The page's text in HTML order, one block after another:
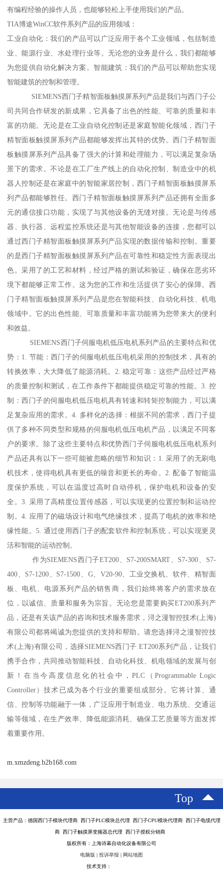
有编程经验的操作人员，也能够轻松上手使用我们的产品。
TIA博途WinCC软件系列产品的应用领域：
工业自动化：我们的产品可以广泛应用于各个工业领域，包括制造
业、能源行业、水处理行业等。无论您的业务是什么，我们都能够
为您提供自动化解决方案。智能建筑：我们的产品可以帮助您实现
智能建筑的控制和管理。
SIEMENS西门子精智面板触摸屏系列产品是我们与西门子公
司共同合作研发的新成果，它具备了出色的性能、可靠的质量和丰
富的功能。无论是在工业自动化控制还是家庭智能化领域，西门子
精智面板触摸屏系列产品都能够发挥出其特的优势。西门子精智面
板触摸屏系列产品具备了强大的计算和处理能力，可以满足复杂场
景下的需求。不论是在工厂生产线上的自动化控制、制造业中的机
器人控制还是在家庭中的智能家居控制，西门子精智面板触摸屏系
列产品都能够胜任。西门子精智面板触摸屏系列产品还拥有全面多
元的通信接口功能，实现了与其他设备的无缝对接。无论是与传感
器、执行器、远程监控系统还是与其他智能设备的连接，您都可以
通过西门子精智面板触摸屏系列产品实现的数据传输和控制。重要
的是西门子精智面板触摸屏系列产品在可靠性和稳定性方面表现出
色。采用了的工艺和材料，经过严格的测试和验证，确保在恶劣环
境下都能够正常工作。这为您的工作和生活提供了安心的保障。西
门子精智面板触摸屏系列产品是您在智能科技、自动化科技、机电
领域中。它的出色性能、可靠质量和丰富功能将为您带来大的便利
和效益。
SIEMENS西门子伺服电机低压电机系列产品的主要特点和优
势：1. 节能：西门子的伺服电机低压电机采用的控制技术，具有的
转换效率，大大降低了能源消耗。2. 稳定可靠：这些产品经过严格
的质量控制和测试，在工作条件下都能提供稳定可靠的性能。3. 控
制：西门子的伺服电机低压电机具有转速和转矩控制能力，可以满
足复杂应用的需求。4. 多样化的选择：根据不同的需求，西门子提
供了多种不同类型和规格的伺服电机低压电机产品，以满足不同客
户的要求。除了这些主要特点和优势西门子伺服电机低压电机系列
产品还具有以下一些可能被忽略的细节和知识：1. 采用了的无刷电
机技术，使得电机具有更低的噪音和更长的寿命。2. 配备了智能温
度保护系统，可以在温度过高时自动停机，保护电机和设备的安
全。3. 采用了高精度位置传感器，可以实现更的位置控制和运动控
制。4. 应用了的磁场设计和电气绝缘技术，提髙了电机的效率和绝
缘性能。5. 通过使用西门子的配套软件和控制系统，可以实现更灵
活和智能的运动控制。
作为SIEMENS西门子ET200、S7-200SMART、S7-300、S7-
400、S7-1200、S7-1500、G、V20-90、工业交换机、软件、精智面
板、电机、电源系列产品的销售商，我们始终将客户的需求放在
位，以诚信、质量和服务为宗旨。无论您是需要购买ET200系列产
品，还是有关该产品的咨询和技术服务需求，浔之漫智控技术(上海)
有限公司都将竭诚为您提供的支持和帮助。请您选择浔之漫智控技
术(上海)有限公司，选择SIEMENS西门子 ET200系列产品，让我们
携手合作，共同推动智能科技、自动化科技、机电领域的发展与创
新！在当今高度信息化的社会中，PLC（Programmable Logic
Controller）技术已成为各个行业的重要组成部分。它将计算、通
信、控制等功能融于一体，广泛应用于制造业、电力系统、交通运
输等领域，在生产效率、降低能源消耗、确保工艺质量等方面发挥
着重要作用。
m.xmzdeng.b2b168.com
Top
主营产品：德国西门子模块代理商 西门子PLC模块总代理 西门子CPU模块代理商 西门子电缆代理
商 西门子触摸屏变频器总代理 西门子授权分销商
版权所有：上海诗幕自动化设备有限公司
电脑版 | 投诉举报 | 网站地图
技术支持：